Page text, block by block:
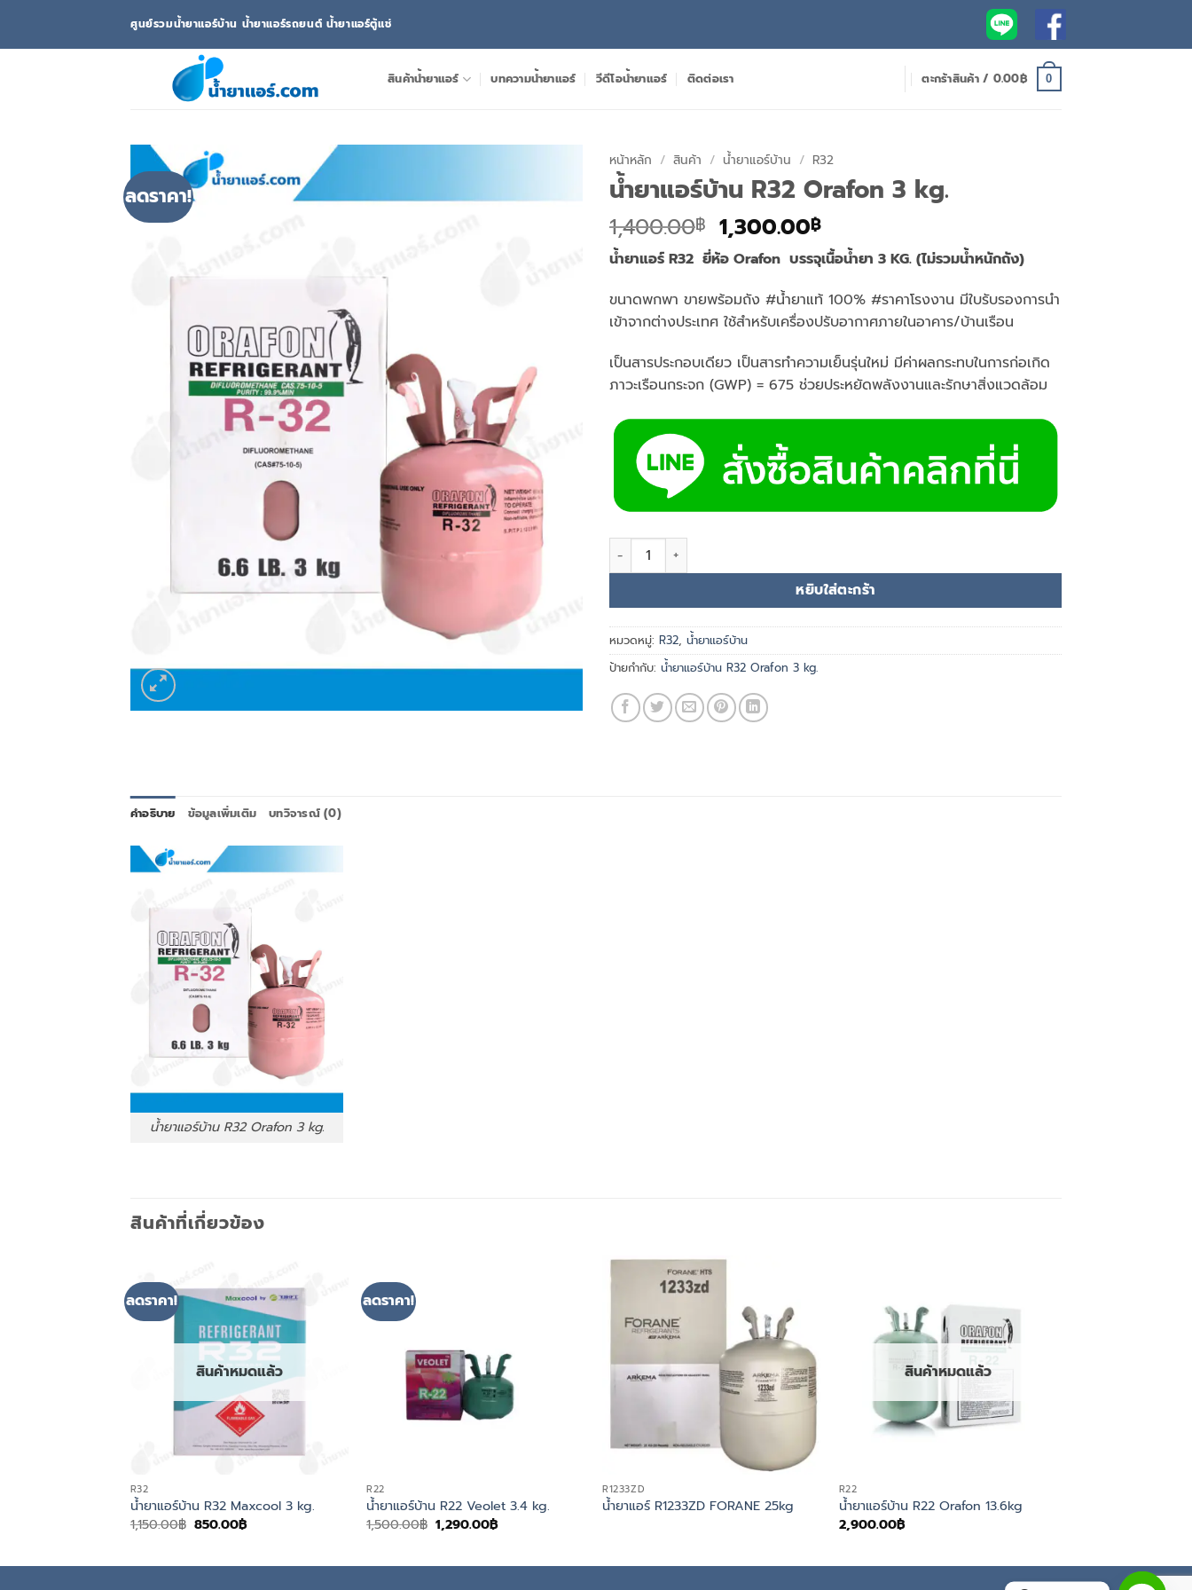
ยัง
ศูนย์รวมน้ำยาแอร์บ้าน น้ำยาแอร์รถยนต์ น้ำยาแอร์ตู้แช่
สินค้าน้ำยาแอร์ บทความน้ำยาแอร์ วีดีโอน้ำยาแอร์ ติดต่อเรา ตะกร้าสินค้า / 0.00฿ 0
ลดราคา!
หน้าหลัก / สินค้า / น้ำยาแอร์บ้าน / R32
น้ำยาแอร์บ้าน R32 Orafon 3 kg.
1,400.00฿ Original
price
was:
1,400.00฿.
1,300.00฿Current
price
is:
1,300.00฿.
น้ำยาแอร์ R32 ยี่ห้อ Orafon บรรจุเนื้อน้ำยา 3 KG. (ไม่รวมน้ำหนักถัง)
ขนาดพกพา ขายพร้อมถัง #น้ำยาแท้ 100% #ราคาโรงงาน มีใบรับรองการนำ
เข้าจากต่างประเทศ ใช้สำหรับเครื่องปรับอากาศภายในอาคาร/บ้านเรือน
เป็นสารประกอบเดียว เป็นสารทำความเย็นรุ่นใหม่ มีค่าผลกระทบในการก่อเกิด
ภาวะเรือนกระจก (GWP) = 675 ช่วยประหยัดพลังงานและรักษาสิ่งแวดล้อม
จำนวน น้ำยาแอร์บ้าน R32 Orafon 3 kg. ชิ้น
หยิบใส่ตะกร้า
หมวดหมู่: R32, น้ำยาแอร์บ้าน
ป้ายกำกับ: น้ำยาแอร์บ้าน R32 Orafon 3 kg.
คำอธิบาย ข้อมูลเพิ่มเติม บทวิจารณ์ (0)
น้ำยาแอร์บ้าน R32 Orafon 3 kg.
สินค้าที่เกี่ยวข้อง
ลดราคา!
สินค้าหมดแล้ว
R32
น้ำยาแอร์บ้าน R32 Maxcool 3 kg.
1,150.00฿ Original
850.00฿Current
ลดราคา!
R22
น้ำยาแอร์บ้าน R22 Veolet 3.4 kg.
1,500.00฿ Original
price
1,290.00฿Current
R1233ZD
น้ำยาแอร์ R1233ZD FORANE 25kg
สินค้าหมดแล้ว
R22
น้ำยาแอร์บ้าน R22 Orafon 13.6kg
2,900.00฿